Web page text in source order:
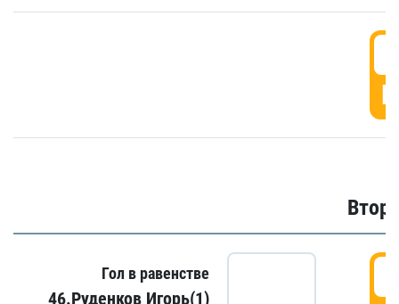
Гол в равенстве
46.Руденков Игорь(1)